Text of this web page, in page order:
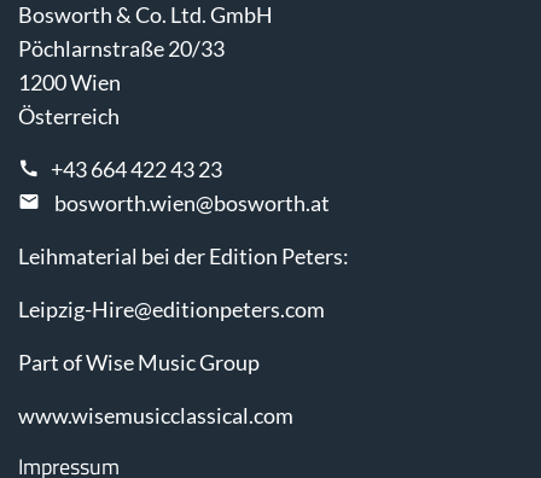
Bosworth & Co. Ltd. GmbH
Pöchlarnstraße 20/33
1200 Wien
Österreich
+43 664 422 43 23
bosworth.wien@bosworth.at
Leihmaterial bei der Edition Peters:
Leipzig-Hire@editionpeters.com
Part of Wise Music Group
www.wisemusicclassical.com
Impressum